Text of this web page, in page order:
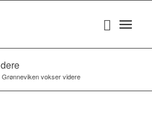
Grønneviken vokser videre